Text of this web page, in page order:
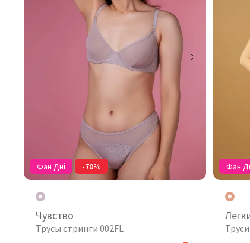
Фан Дні -70%
Чувство
Трусы стринги 002FL
Фан